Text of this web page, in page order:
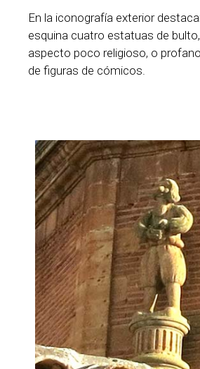
En la iconografía exterior
esquina cuatro estatuas de
aspecto poco religioso, o
de figuras de cómicos.